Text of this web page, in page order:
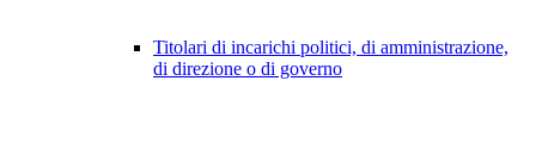
Titolari di incarichi politici, di amministrazione,
di direzione o di governo